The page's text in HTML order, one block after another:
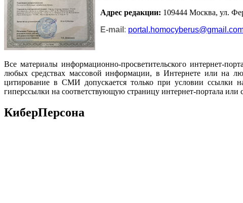
Адрес редакции: 109444 Москва, ул.
E-mail :
Все материалы информационно-просветительского интернет-
любых средствах массовой информации, в Интернете или на
цитирование в СМИ допускается только при условии ссылки
гиперссылки на соответствующую страницу интернет-портала или
КиберПерсона